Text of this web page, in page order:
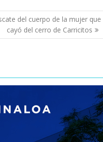
del cuerpo de la mujer que
cayó del cerro de Carricitos